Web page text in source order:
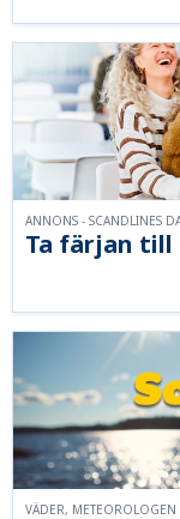
Ta färjan till
ANNONS - SCANDLINES
VÄDER, METEOROLOGEN